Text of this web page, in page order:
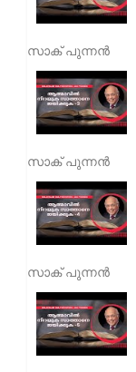
സാക് പുന്നൻ
സാക് പുന്നൻ
സാക് പുന്നൻ